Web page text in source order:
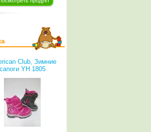
Club, Зимние
сапоги YH 1805